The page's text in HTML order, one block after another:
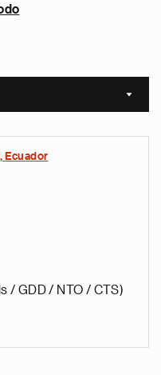
Sort
Ecuador
/ GDD / NTO / CTS)